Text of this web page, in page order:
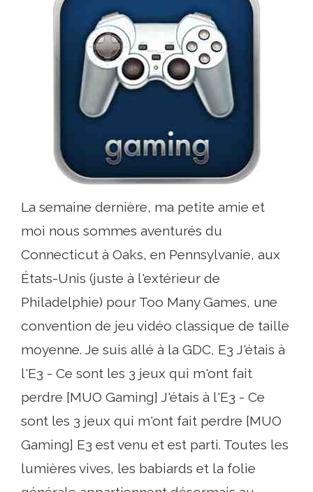
La semaine dernière, ma petite amie et
moi nous sommes aventurés du
Connecticut à Oaks, en Pennsylvanie, aux
États-Unis (juste à l'extérieur de
Philadelphie) pour Too Many Games, une
convention de jeu vidéo classique de taille
moyenne. Je suis allé à la GDC, E3 J'étais à
l'E3 - Ce sont les 3 jeux qui m'ont fait
perdre [MUO Gaming] J'étais à l'E3 - Ce
sont les 3 jeux qui m'ont fait perdre [MUO
Gaming] E3 est venu et est parti. Toutes les
lumières vives, les babiards et la folie